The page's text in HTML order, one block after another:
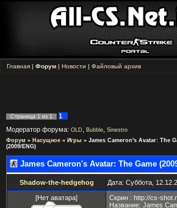
Главная | Форум | Новости | Файловый архив
Страница 1 из 1
1
Модератор форума: OLD Bubble Sinestro
Форум » Насущное » Игры » James Cameron's Avatar: The
(2009/ENG)
James Cameron's Avatar: The Game
Shadow-the-hedgehog Дата: Суббота,
[Нет аватара]
Скрин : http://cs-
Название: James